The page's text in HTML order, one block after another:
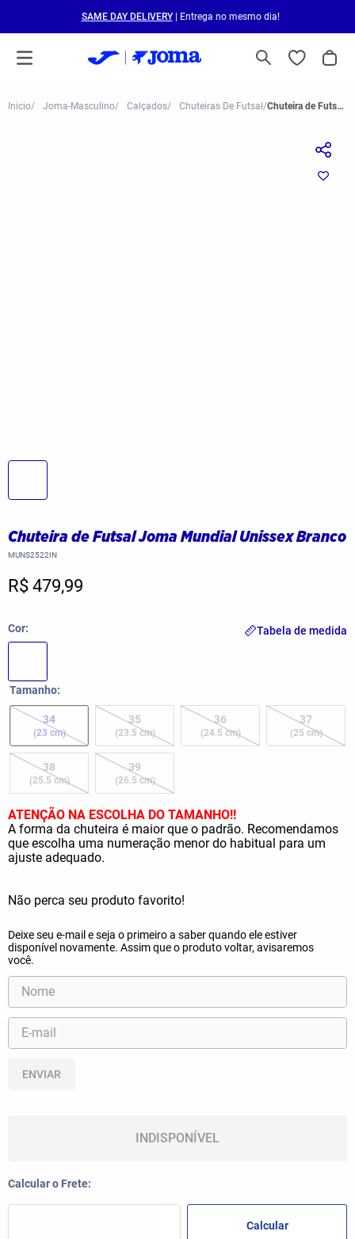
SAME DAY DELIVERY| Entrega no mesmo dia!
Joma-Masculino Calçados Chuteiras De Futsal Chuteira de Futsal Joma Mundial Unissex Branco
Chuteira de Futsal Joma Mundial Unissex Branco
MUNS2522IN
R$ 479,99
Cor
Tamanho
34
(23 cm)
35
(23.5 cm)
36
(24.5 cm)
37
(25 cm)
38
(25.5 cm)
39
(26.5 cm)
Tabela de medida
ATENÇÃO NA ESCOLHA DO TAMANHO!!
A forma da chuteira é maior que o padrão. Recomendamos
que escolha uma numeração menor do habitual para um
ajuste adequado.
ENVIAR
INDISPONÍVEL